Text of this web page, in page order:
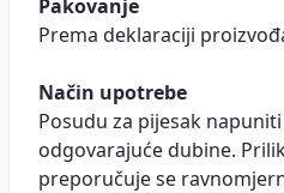
Pakovanje
Prema deklaraciji
Način upotrebe
Posudu za pijesak
odgovarajuće dubine.
preporučuje se